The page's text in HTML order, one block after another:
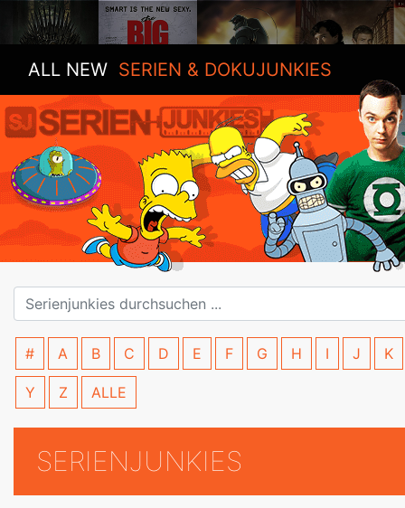
ALL NEW SERIEN & DOKUJUNKIES
# A B C D E F G H I J K
Y Z ALLE
SERIENJUNKIES